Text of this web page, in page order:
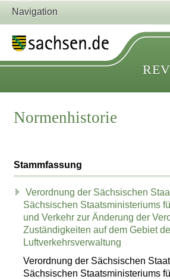
Navigation
Normenhistorie
Stammfassung
Verordnung der Sächsischen
Sächsischen Staatsministeriums
und Verkehr zur Änderung der
Zuständigkeiten auf dem Gebiet
Luftverkehrsverwaltung
Verordnung der Sächsischen
Sächsischen Staatsministeriums